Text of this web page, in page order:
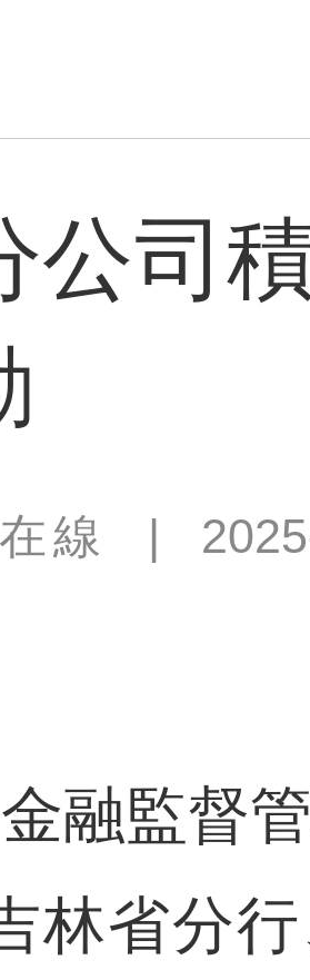
公司
線 |
監督管
林省分